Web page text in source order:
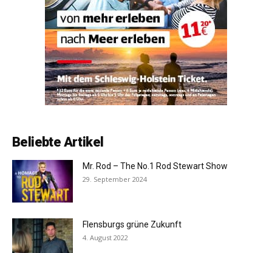
Beliebte Artikel
Mr. Rod – The No.1 Rod Stewart Show
29. September 2024
Flensburgs grüne Zukunft
4. August 2022